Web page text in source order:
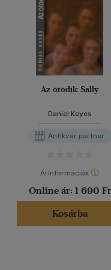
Az ötödik Sally
Daniel Keyes
Antikvár partner
Árinformációk
Online ár: 1 690 Ft
Kosárba